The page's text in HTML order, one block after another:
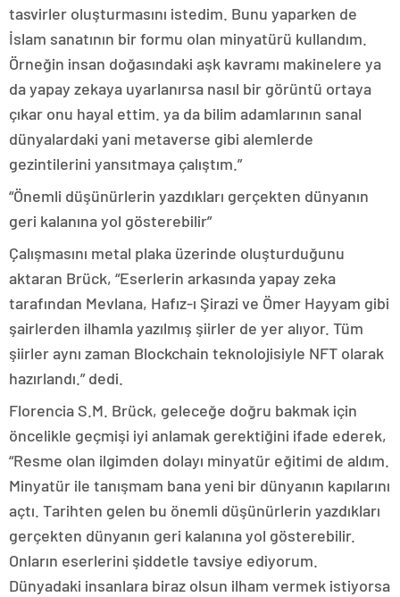
tasvirler oluşturmasını istedim. Bunu yaparken de
İslam sanatının bir formu olan minyatürü kullandım.
Örneğin insan doğasındaki aşk kavramı makinelere ya
da yapay zekaya uyarlanırsa nasıl bir görüntü ortaya
çıkar onu hayal ettim. ya da bilim adamlarının sanal
dünyalardaki yani metaverse gibi alemlerde
gezintilerini yansıtmaya çalıştım.”
“Önemli düşünürlerin yazdıkları gerçekten dünyanın
geri kalanına yol gösterebilir”
Çalışmasını metal plaka üzerinde oluşturduğunu
aktaran Brück, “Eserlerin arkasında yapay zeka
tarafından Mevlana, Hafız-ı Şirazi ve Ömer Hayyam gibi
şairlerden ilhamla yazılmış şiirler de yer alıyor. Tüm
şiirler aynı zaman Blockchain teknolojisiyle NFT olarak
hazırlandı.” dedi.
Florencia S.M. Brück, geleceğe doğru bakmak için
öncelikle geçmişi iyi anlamak gerektiğini ifade ederek,
“Resme olan ilgimden dolayı minyatür eğitimi de aldım.
Minyatür ile tanışmam bana yeni bir dünyanın kapılarını
açtı. Tarihten gelen bu önemli düşünürlerin yazdıkları
gerçekten dünyanın geri kalanına yol gösterebilir.
Onların eserlerini şiddetle tavsiye ediyorum.
Dünyadaki insanlara biraz olsun ilham vermek istiyorsa